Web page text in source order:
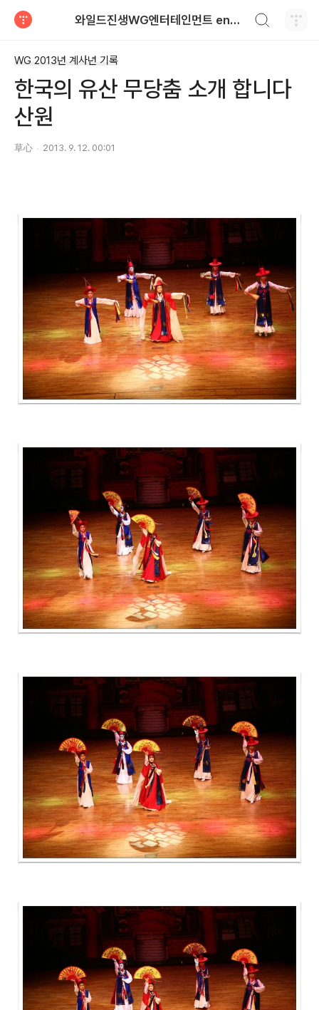
와일드진생WG엔터테인먼트 entertainment
WG 2013년 계사년 기록
한국의 유산 무당춤 소개 합니다
산원
草心 2013. 9. 12. 00:01